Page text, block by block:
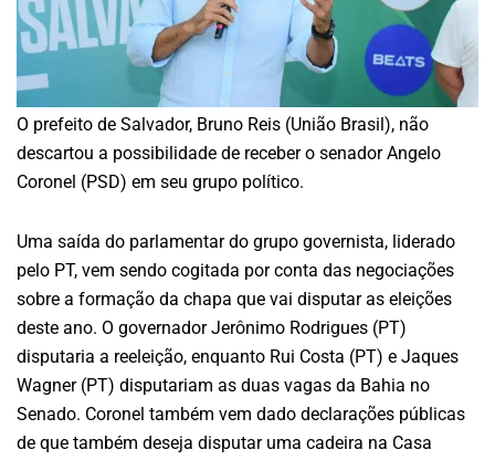
O prefeito de Salvador, Bruno Reis (União Brasil), não
descartou a possibilidade de receber o senador Angelo
Coronel (PSD) em seu grupo político.
Uma saída do parlamentar do grupo governista, liderado
pelo PT, vem sendo cogitada por conta das negociações
sobre a formação da chapa que vai disputar as eleições
deste ano. O governador Jerônimo Rodrigues (PT)
disputaria a reeleição, enquanto Rui Costa (PT) e Jaques
Wagner (PT) disputariam as duas vagas da Bahia no
Senado. Coronel também vem dado declarações públicas
de que também deseja disputar uma cadeira na Casa